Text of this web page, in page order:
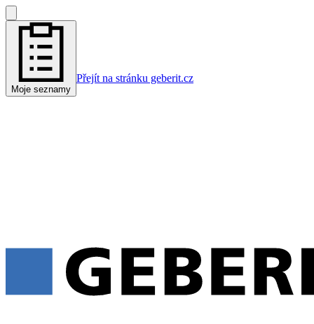
Moje seznamy
Přejít na stránku geberit.cz